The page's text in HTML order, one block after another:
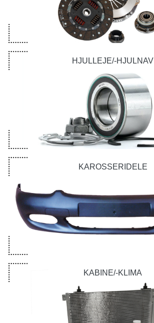
HJULLEJE/-HJULNAV
KAROSSERIDELE
KABINE/-KLIMA